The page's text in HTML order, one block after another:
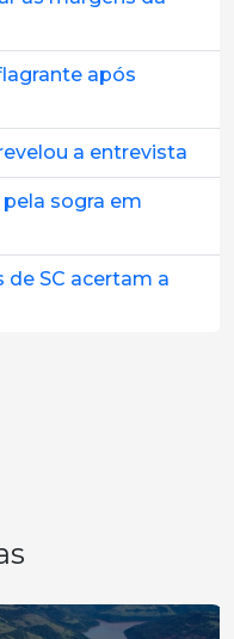
após
a entrevista
sogra em
de SC acertam a